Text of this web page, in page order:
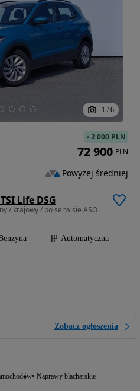
1 / 6
Life DSG
/ krajowy / po serwisie ASO
Automatyczna
Zobacz ogłoszenia
Naprawy blacharskie
-2 000 PLN
72 900 PLN
Powyżej średniej